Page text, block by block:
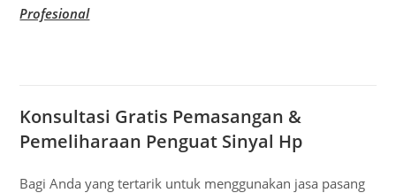
Profesional
Konsultasi Gratis Pemasangan &
Pemeliharaan Penguat Sinyal Hp
Bagi Anda yang tertarik untuk menggunakan jasa pasang